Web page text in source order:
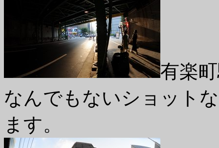
有楽
なんでもないショット
ます。